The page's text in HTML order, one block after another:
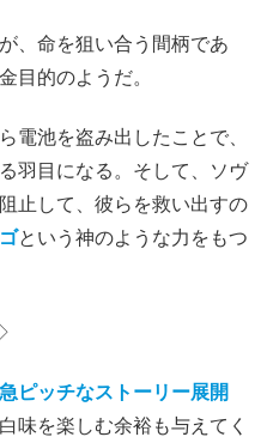
、命を狙い合う間柄であ
目的のようだ。
電池を盗み出したことで、
羽目になる。そして、ソヴ
止して、彼らを救い出すの
という神のような力をもつ
ピッチなストーリー展開
味を楽しむ余裕も与えてく